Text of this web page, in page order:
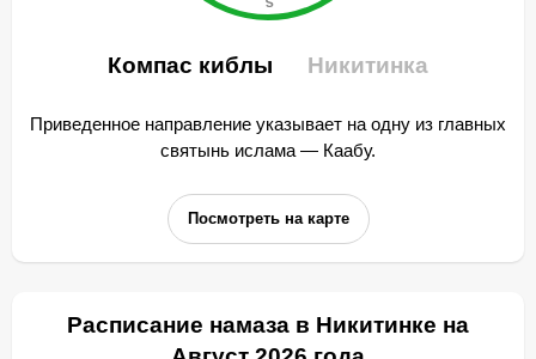
Компас киблы Никитинка
Приведенное направление указывает на одну из главных
святынь ислама — Каабу.
Посмотреть на карте
Расписание намаза в Никитинке на